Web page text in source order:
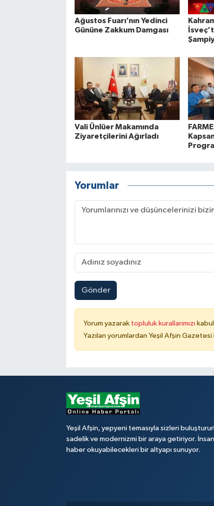
Ağustos Fuarı’nın Yedinci
Gününe Zakkum Damgası
Vali Ünlüer Makamında
Ziyaretçilerini Ağırladı
Yorumlar
Gönder
Yorum yazarak topluluk kurallarımızı
Yazılan yorumlardan Yeşil Afşin
Yeşil Afşin, yepyeni temasıyla sizleri
sadelik ve modernizmi bir araya getiriyor.
haber okuyabilecekleri bir altyapı sunuyor.